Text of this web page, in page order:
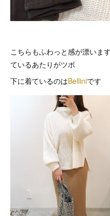
こちらもふわっと感が漂いま
ているあたりがツボ
下に着ているのはBelliniです